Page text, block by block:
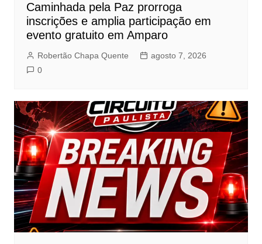
Caminhada pela Paz prorroga
inscrições e amplia participação em
evento gratuito em Amparo
Robertão Chapa Quente
agosto 7, 2026
0